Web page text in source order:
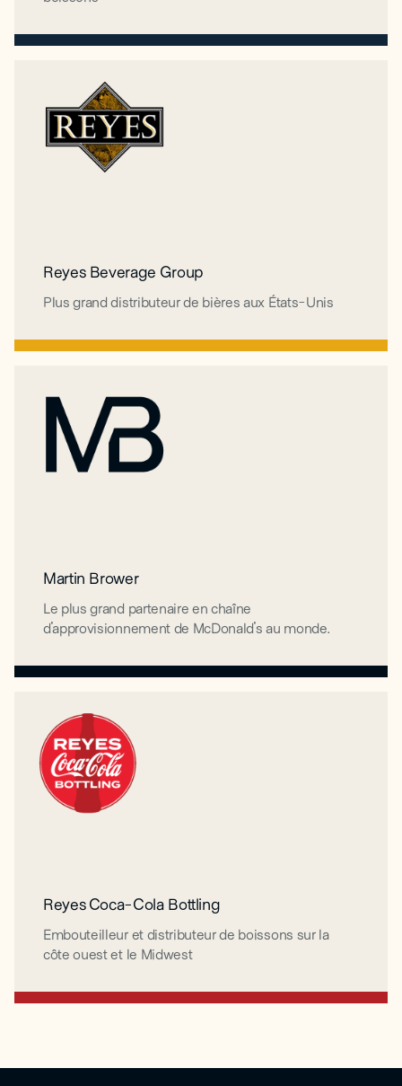
Reyes Beverage Group
Plus grand distributeur de bières aux États-Unis
Reyes Beverage Group
Plus grand distributeur de bières aux États-Unis
Martin Brower
Le plus grand partenaire en chaîne
d'approvisionnement de McDonald's au monde.
Martin Brower
Le plus grand partenaire en chaîne
d'approvisionnement de McDonald's au monde.
Reyes Coca-Cola Bottling
Embouteilleur et distributeur de boissons sur la
côte ouest et le Midwest
Reyes Coca-Cola Bottling
Embouteilleur et distributeur de boissons sur la
côte ouest et le Midwest